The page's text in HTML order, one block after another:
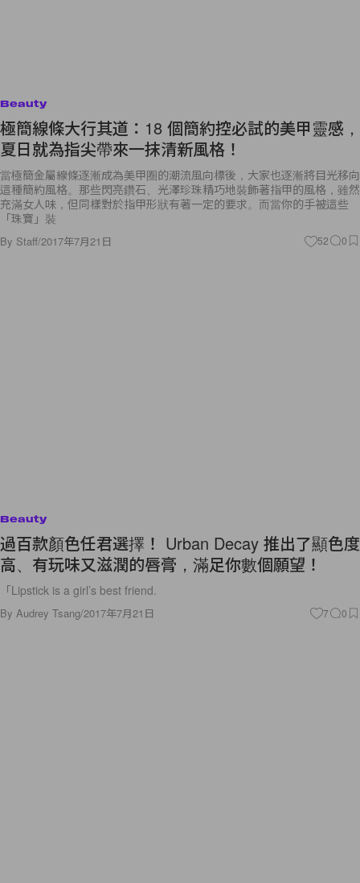
Beauty
極簡線條大行其道：18 個簡約控必試的美甲靈感，
夏日就為指尖帶來一抹清新風格！
當極簡金屬線條逐漸成為美甲圈的潮流風向標後，大家也逐漸將目光移向
這種簡約風格。那些閃亮鑽石、光澤珍珠精巧地裝飾著指甲的風格，雖然
充滿女人味，但同樣對於指甲形狀有著一定的要求。而當你的手被這些
「珠寶」裝
By Staff/2017年7月21日 52 0
Beauty
過百款顏色任君選擇！ Urban Decay 推出了顯色度
高、有玩味又滋潤的唇膏，滿足你數個願望！
「Lipstick is a girl’s best friend.
By Audrey Tsang/2017年7月21日 7 0